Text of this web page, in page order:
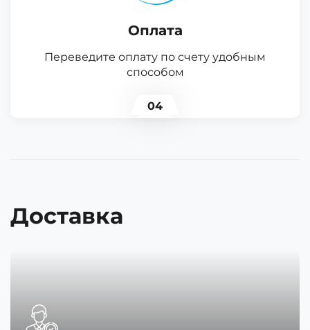
Оплата
Переведите оплату по счету удобным
способом
04
Доставка